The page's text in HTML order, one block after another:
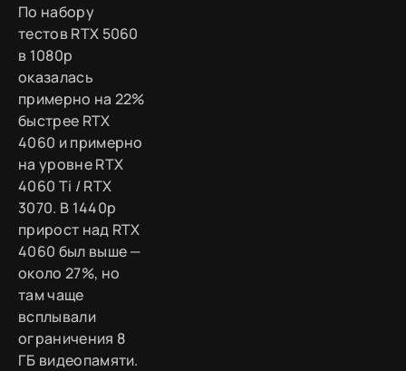
По набору
тестов RTX 5060
в 1080p
оказалась
примерно на 22%
быстрее RTX
4060 и примерно
на уровне RTX
4060 Ti / RTX
3070. В 1440p
прирост над RTX
4060 был выше —
около 27%, но
там чаще
всплывали
ограничения 8
ГБ видеопамяти.